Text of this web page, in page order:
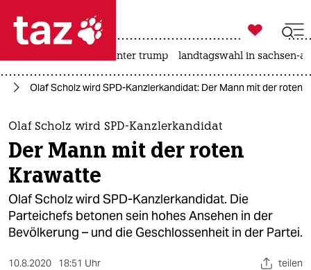
 taz zahl ich
taz zahl ich
themen
politik
öko
gesellschaft

taz zahl ich
usa unter trump landtagswahl in sachsen-
Olaf Scholz wird SPD-Kanzlerkandidat: Der Mann mit der roten
Olaf Scholz wird SPD-Kanzlerkandidat
Der Mann mit der roten
Krawatte
Olaf Scholz wird SPD-Kanzlerkandidat. Die
Parteichefs betonen sein hohes Ansehen in der
Bevölkerung – und die Geschlossenheit in der Partei.
10.8.2020 18:51 Uhr teilen